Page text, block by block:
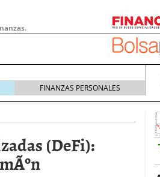
FINANZAS PERSONALES
(DeFi):